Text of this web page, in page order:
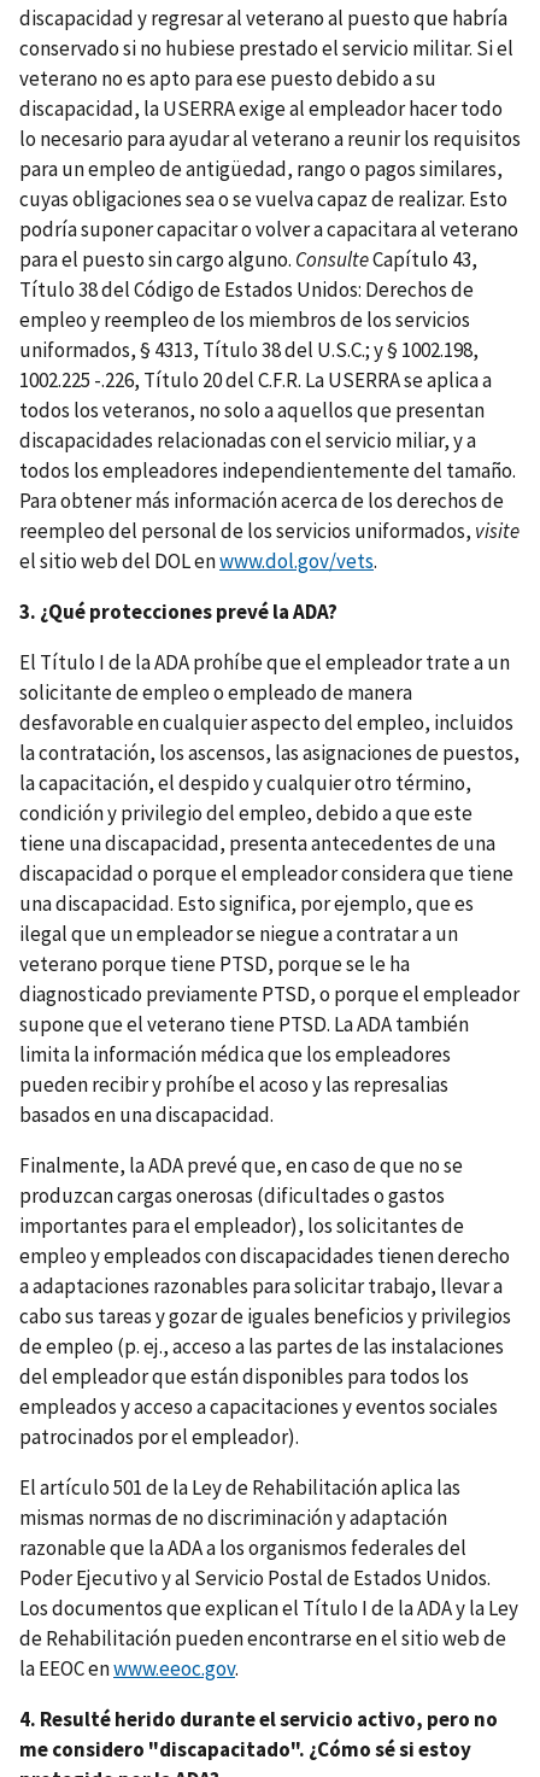
discapacidad y regresar al veterano al puesto que habría
conservado si no hubiese prestado el servicio militar. Si el
veterano no es apto para ese puesto debido a su
discapacidad, la USERRA exige al empleador hacer todo
lo necesario para ayudar al veterano a reunir los requisitos
para un empleo de antigüedad, rango o pagos similares,
cuyas obligaciones sea o se vuelva capaz de realizar. Esto
podría suponer capacitar o volver a capacitara al veterano
para el puesto sin cargo alguno. ConsulteCapítulo 43,
Título 38 del Código de Estados Unidos: Derechos de
empleo y reempleo de los miembros de los servicios
uniformados, § 4313, Título 38 del U.S.C.; y § 1002.198,
1002.225 -.226, Título 20 del C.F.R. La USERRA se aplica a
todos los veteranos, no solo a aquellos que presentan
discapacidades relacionadas con el servicio miliar, y a
todos los empleadores independientemente del tamaño.
Para obtener más información acerca de los derechos de
reempleo del personal de los servicios uniformados, visite
el sitio web del DOL enwww.dol.gov/vets.
3. ¿Qué protecciones prevé la ADA?
El Título I de la ADA prohíbe que el empleador trate a un
solicitante de empleo o empleado de manera
desfavorable en cualquier aspecto del empleo, incluidos
la contratación, los ascensos, las asignaciones de puestos,
la capacitación, el despido y cualquier otro término,
condición y privilegio del empleo, debido a que este
tiene una discapacidad, presenta antecedentes de una
discapacidad o porque el empleador considera que tiene
una discapacidad. Esto significa, por ejemplo, que es
ilegal que un empleador se niegue a contratar a un
veterano porque tiene PTSD, porque se le ha
diagnosticado previamente PTSD, o porque el empleador
supone que el veterano tiene PTSD. La ADA también
limita la información médica que los empleadores
pueden recibir y prohíbe el acoso­ y las represalias
basados en una discapacidad.
Finalmente, la ADA prevé que, en caso de que no se
produzcan cargas onerosas (dificultades o gastos
importantes para el empleador), los solicitantes de
empleo y empleados con discapacidades tienen derecho
a adaptaciones razonables para solicitar trabajo, llevar a
cabo sus tareas y gozar de iguales beneficios y privilegios
de empleo (p. ej., acceso a las partes de las instalaciones
del empleador que están disponibles para todos los
empleados y acceso a capacitaciones y eventos sociales
patrocinados por el empleador).
El artículo 501 de la Ley de Rehabilitación aplica las
mismas normas de no discriminación y adaptación
razonable que la ADA a los organismos federales del
Poder Ejecutivo y al Servicio Postal de Estados Unidos.
Los documentos que explican el Título I de la ADA y la Ley
de Rehabilitación pueden encontrarse en el sitio web de
la EEOC enwww.eeoc.gov.
4. Resulté herido durante el servicio activo, pero no
me considero "discapacitado". ¿Cómo sé si estoy